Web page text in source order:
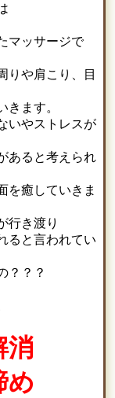
マッサージで
りや肩こり、目
ます。
いやストレスが
あると考えられ
を癒していきま
行き渡り
ると言われてい
？？？
消
め